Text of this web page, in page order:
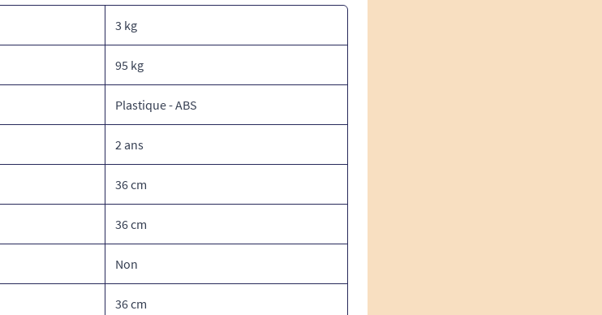
3 kg
95 kg
Plastique - ABS
2 ans
36 cm
36 cm
Non
36 cm